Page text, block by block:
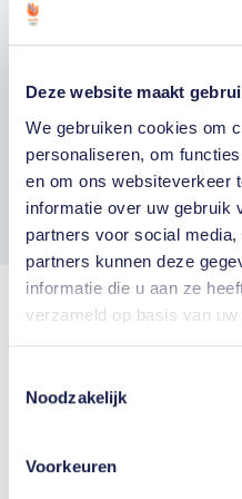
Deze website maakt
We gebruiken cookies om
personaliseren, om
en om ons websiteverkeer
informatie over uw gebruik
partners voor social
partners kunnen deze
informatie die u aan ze
verzameld op basis van
Noodzakelijk
Voorkeuren
Toon
artikelen